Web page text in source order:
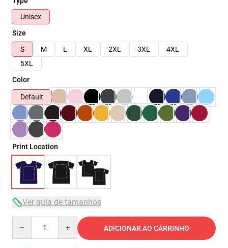
Unisex
Size
S
M L XL 2XL 3XL
4XL
5XL
Color
Default
Print Location
Ver guia de tamanhos
ADICIONAR AO CARRINHO